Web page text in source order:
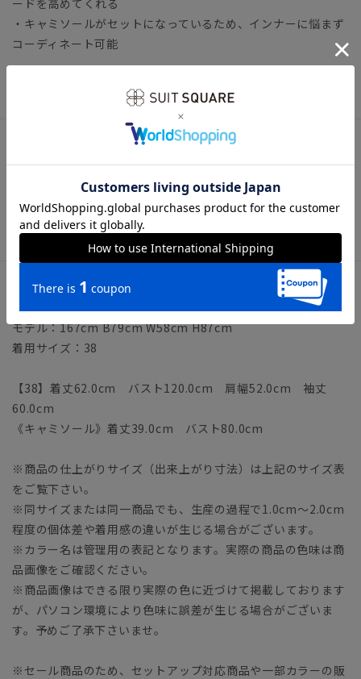
・キャミソールがセットになっているため、インナーに悩まず
コーディネート可能
【仕様】スタンドカラー／長袖／ボウタイ付き（着脱可）／キ
ャミソール付き
【洗濯表示】洗濯機可（ネット使用・弱水流）
サイズ詳細
モデル：167cm B79cm W58cm H87cm
着用サイズ：38
【38】着丈62.0cm バスト120.0cm 肩幅52.0cm 袖丈
60.0cm
《キャミソール》着丈39.0cm バスト80.0cm
※商品の仕上がりサイズ（出来上がり寸法）は上記のサイズ表
をご覧下さい。
※同サイズまたは同一商品でも、生産の過程で1.0cm～2.0cm
程度の個体差や着用感の違いが生じる場合がございます。
※カラー名は管理用の表記となります。実際の商品の色味は商
品画像をご確認ください。
※商品画像はできる限り実際の色に近づけて掲載しております
が、パソコン環境により色味に誤差が生じる場合がございま
す。予めご了承下さいませ。
※セール商品のため、セットアップ対応商品や一部カラーの販